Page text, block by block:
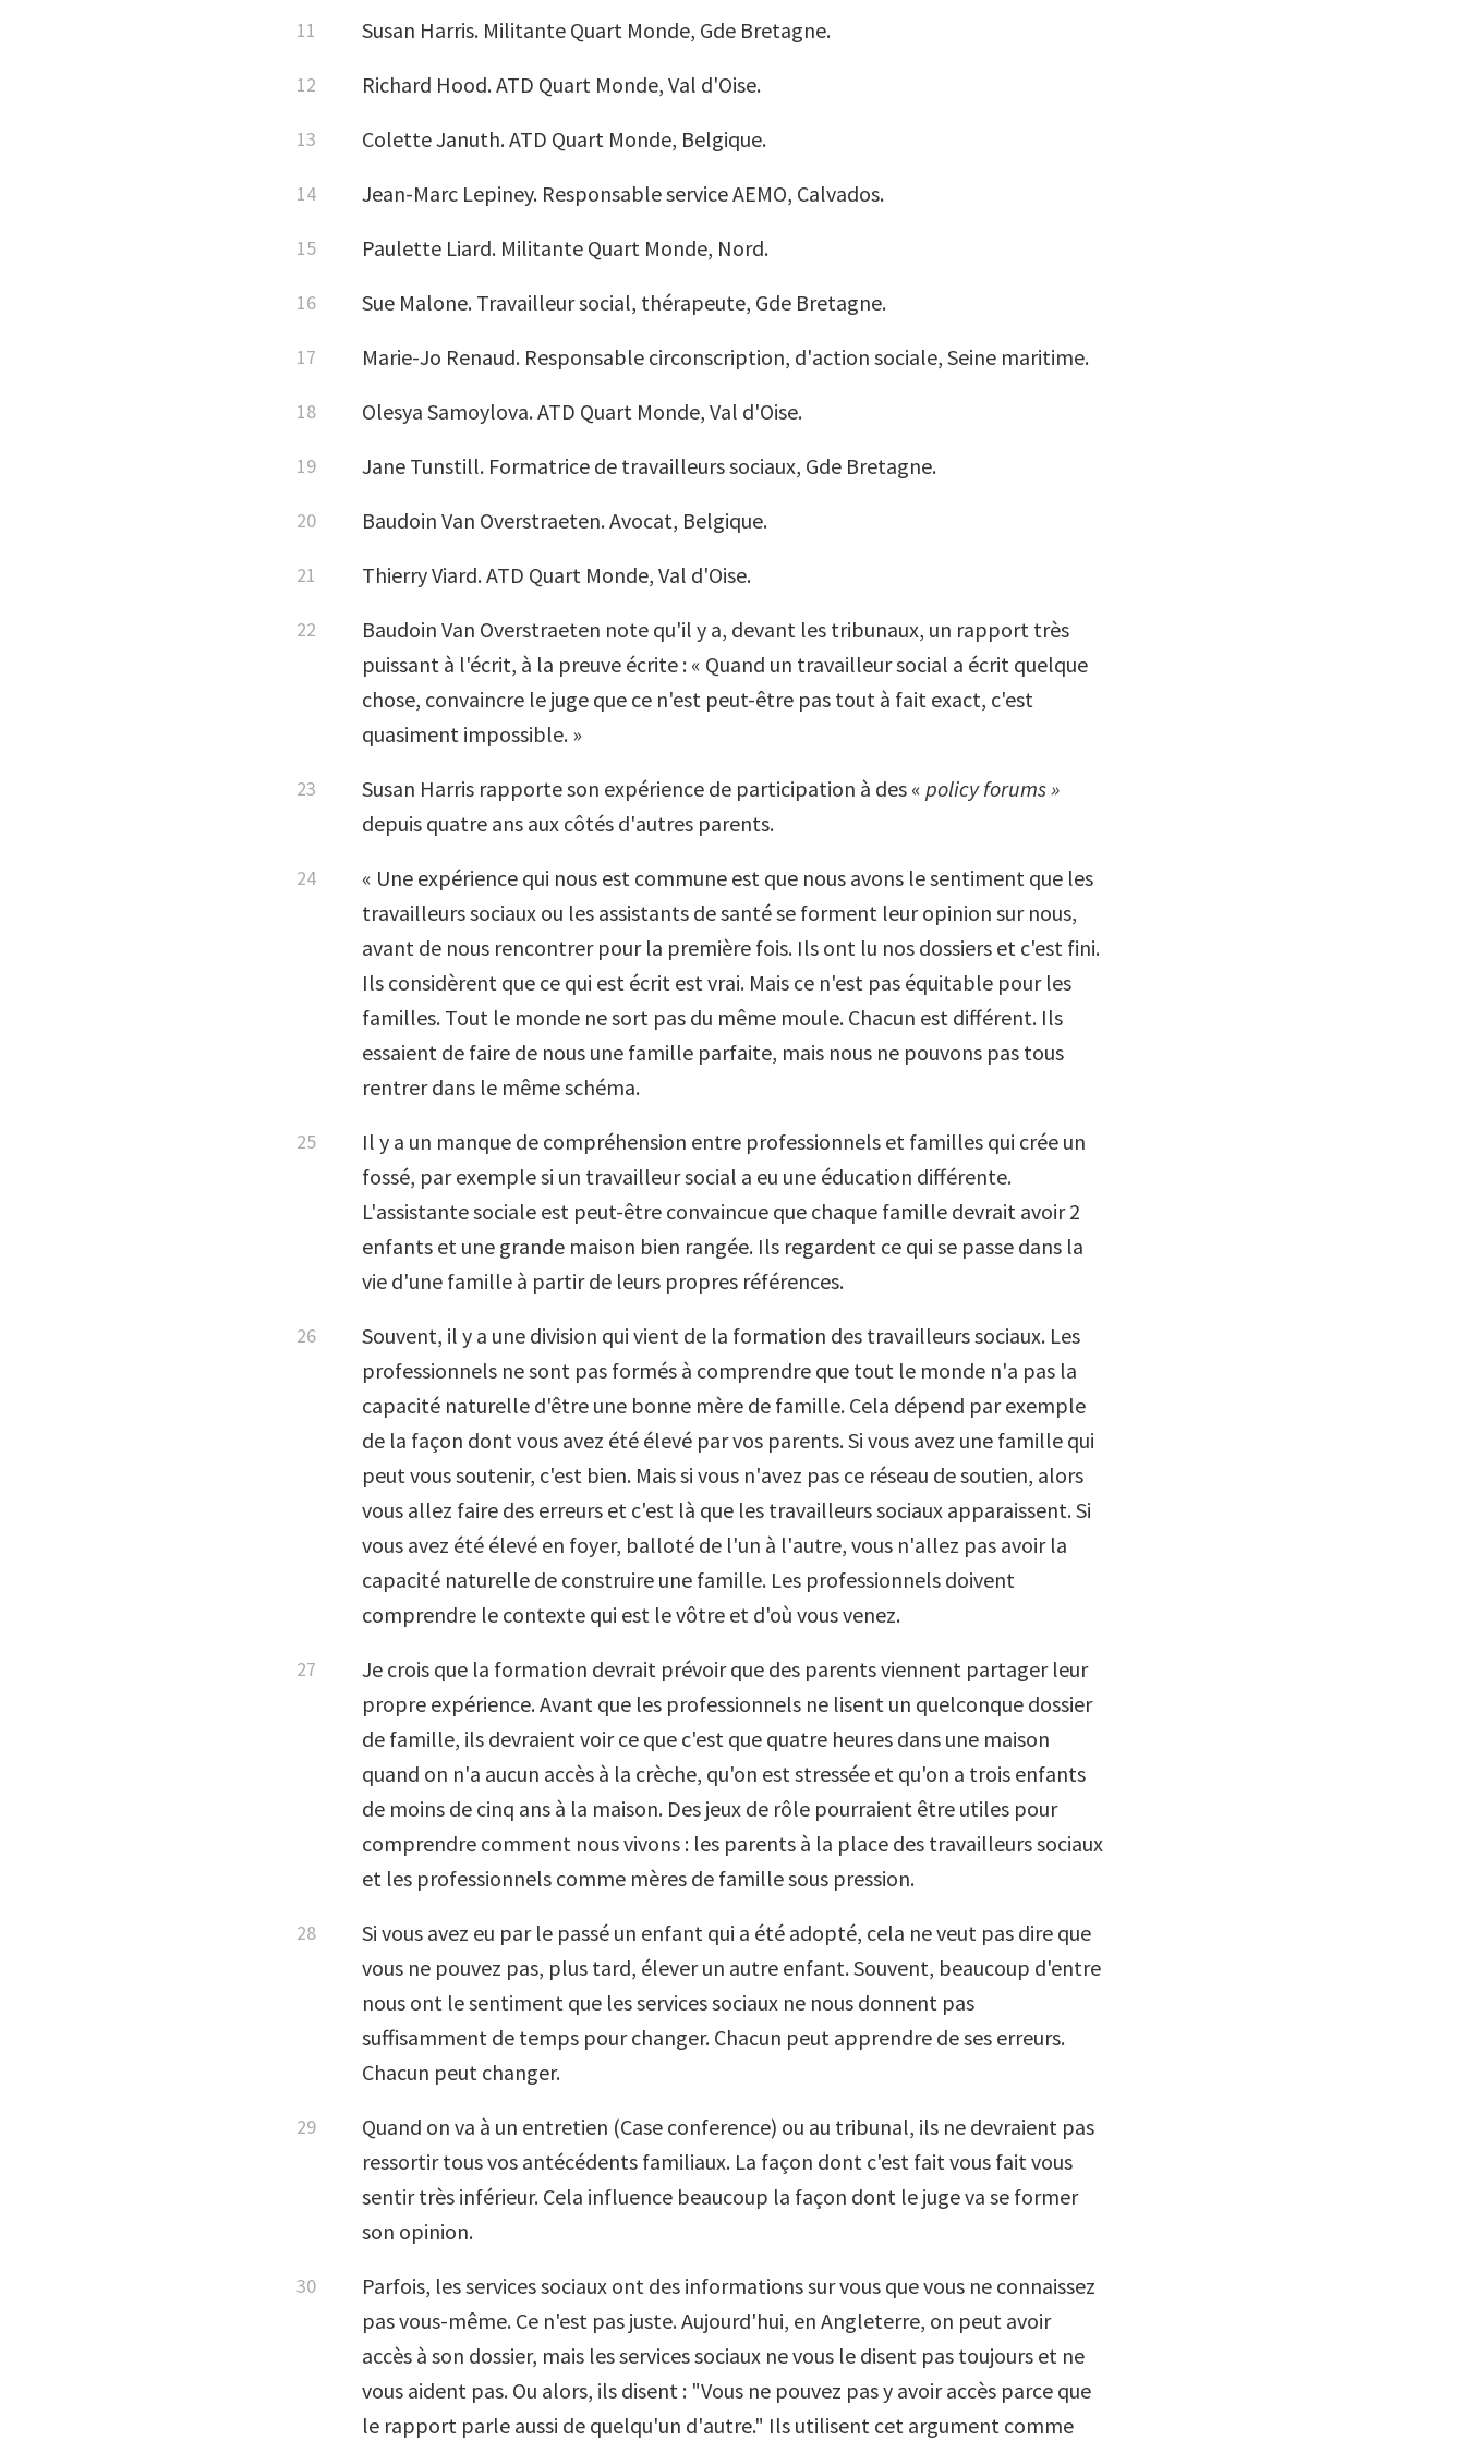
Susan Harris. Militante Quart Monde, Gde Bretagne.
Richard Hood. ATD Quart Monde, Val d'Oise.
Colette Januth. ATD Quart Monde, Belgique.
Jean-Marc Lepiney. Responsable service AEMO, Calvados.
Paulette Liard. Militante Quart Monde, Nord.
Sue Malone. Travailleur social, thérapeute, Gde Bretagne.
Marie-Jo Renaud. Responsable circonscription, d'action sociale, Seine maritime.
Olesya Samoylova. ATD Quart Monde, Val d'Oise.
Jane Tunstill. Formatrice de travailleurs sociaux, Gde Bretagne.
Baudoin Van Overstraeten. Avocat, Belgique.
Thierry Viard. ATD Quart Monde, Val d'Oise.
Baudoin Van Overstraeten note qu'il y a, devant les tribunaux, un rapport très
puissant à l'écrit, à la preuve écrite : « Quand un travailleur social a écrit quelque
chose, convaincre le juge que ce n'est peut-être pas tout à fait exact, c'est
quasiment impossible. »
Susan Harris rapporte son expérience de participation à des « policy forums »
depuis quatre ans aux côtés d'autres parents.
« Une expérience qui nous est commune est que nous avons le sentiment que les
travailleurs sociaux ou les assistants de santé se forment leur opinion sur nous,
avant de nous rencontrer pour la première fois. Ils ont lu nos dossiers et c'est fini.
Ils considèrent que ce qui est écrit est vrai. Mais ce n'est pas équitable pour les
familles. Tout le monde ne sort pas du même moule. Chacun est différent. Ils
essaient de faire de nous une famille parfaite, mais nous ne pouvons pas tous
rentrer dans le même schéma.
Il y a un manque de compréhension entre professionnels et familles qui crée un
fossé, par exemple si un travailleur social a eu une éducation différente.
L'assistante sociale est peut-être convaincue que chaque famille devrait avoir 2
enfants et une grande maison bien rangée. Ils regardent ce qui se passe dans la
vie d'une famille à partir de leurs propres références.
Souvent, il y a une division qui vient de la formation des travailleurs sociaux. Les
professionnels ne sont pas formés à comprendre que tout le monde n'a pas la
capacité naturelle d'être une bonne mère de famille. Cela dépend par exemple
de la façon dont vous avez été élevé par vos parents. Si vous avez une famille qui
peut vous soutenir, c'est bien. Mais si vous n'avez pas ce réseau de soutien, alors
vous allez faire des erreurs et c'est là que les travailleurs sociaux apparaissent. Si
vous avez été élevé en foyer, balloté de l'un à l'autre, vous n'allez pas avoir la
capacité naturelle de construire une famille. Les professionnels doivent
comprendre le contexte qui est le vôtre et d'où vous venez.
Je crois que la formation devrait prévoir que des parents viennent partager leur
propre expérience. Avant que les professionnels ne lisent un quelconque dossier
de famille, ils devraient voir ce que c'est que quatre heures dans une maison
quand on n'a aucun accès à la crèche, qu'on est stressée et qu'on a trois enfants
de moins de cinq ans à la maison. Des jeux de rôle pourraient être utiles pour
comprendre comment nous vivons : les parents à la place des travailleurs sociaux
et les professionnels comme mères de famille sous pression.
Si vous avez eu par le passé un enfant qui a été adopté, cela ne veut pas dire que
vous ne pouvez pas, plus tard, élever un autre enfant. Souvent, beaucoup d'entre
nous ont le sentiment que les services sociaux ne nous donnent pas
suffisamment de temps pour changer. Chacun peut apprendre de ses erreurs.
Chacun peut changer.
Quand on va à un entretien (Case conference) ou au tribunal, ils ne devraient pas
ressortir tous vos antécédents familiaux. La façon dont c'est fait vous fait vous
sentir très inférieur. Cela influence beaucoup la façon dont le juge va se former
son opinion.
Parfois, les services sociaux ont des informations sur vous que vous ne connaissez
pas vous-même. Ce n'est pas juste. Aujourd'hui, en Angleterre, on peut avoir
accès à son dossier, mais les services sociaux ne vous le disent pas toujours et ne
vous aident pas. Ou alors, ils disent : "Vous ne pouvez pas y avoir accès parce que
le rapport parle aussi de quelqu'un d'autre." Ils utilisent cet argument comme